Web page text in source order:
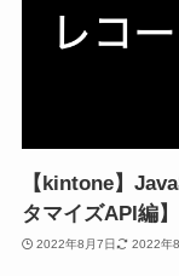
【kintone】
タマイズAPI編】
2022年8月7日 2022年